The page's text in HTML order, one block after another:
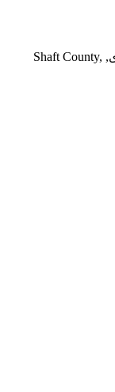
سقالکسار, دهستان جیرده, بخش مرکزی, Shaft County,